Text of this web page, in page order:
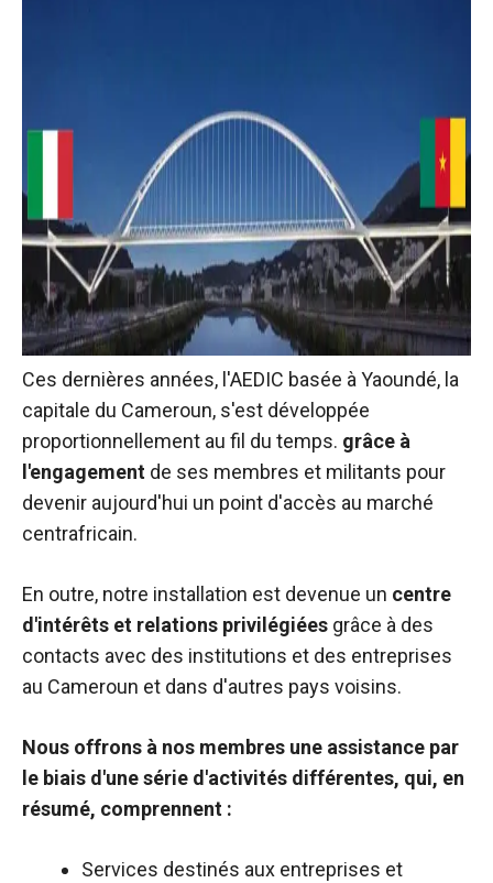
Ces dernières années, l'AEDIC basée à Yaoundé, la
capitale du Cameroun, s'est développée
proportionnellement au fil du temps. grâce à
l'engagement de ses membres et militants pour
devenir aujourd'hui un point d'accès au marché
centrafricain.
En outre, notre installation est devenue un centre
d'intérêts et relations privilégiées grâce à des
contacts avec des institutions et des entreprises
au Cameroun et dans d'autres pays voisins.
Nous offrons à nos membres une assistance par
le biais d'une série d'activités différentes, qui, en
résumé, comprennent :
Services destinés aux entreprises et
site, vous
contenus et
des offres
personnalisés.